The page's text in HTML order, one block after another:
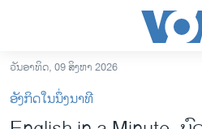
ເຂົ້າ
ຫາ
ຂ້າມ
ວັນອາທິດ, 09 ສິງຫາ 2026
ອັງກິດໃນນຶ່ງນາທີ